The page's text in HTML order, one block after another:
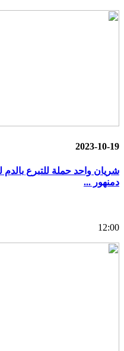
2023-10-19
شريان واحد حملة للتبرع بالدم
دمنهور ...
12:00